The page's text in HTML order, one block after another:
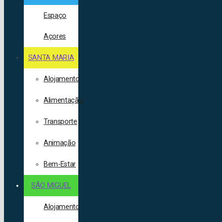
Espaço
Açores
SANTA MARIA
Alojamento
Alimentação
Transporte
Animação
Bem-Estar
SÃO MIGUEL
Alojamento